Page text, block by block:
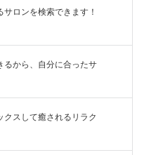
ロンを検索できます！
るから、自分に合ったサ
スして癒されるリラク